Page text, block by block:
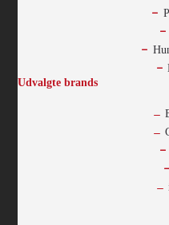
Udvalgte brands